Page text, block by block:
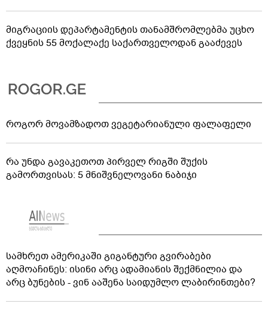
მიგრაციის დეპარტამენტის თანამშრომლებმა უცხო
ქვეყნის 55 მოქალაქე საქართველოდან გააძევეს
როგორ მოვამზადოთ ვეგეტარიანული ფალაფელი
რა უნდა გავაკეთოთ პირველ რიგში შუქის
გამორთვისას: 5 მნიშვნელოვანი ნაბიჯი
სამხრეთ ამერიკაში გიგანტური გვირაბები
აღმოაჩინეს: ისინი არც ადამიანის შექმნილია და
არც ბუნების - ვინ ააშენა საიდუმლო ლაბირინთები?